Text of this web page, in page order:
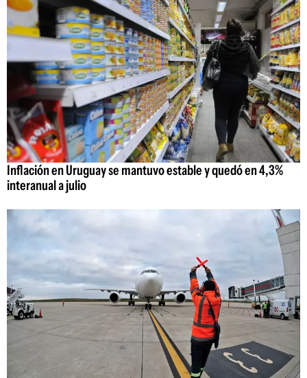
Inflación en Uruguay se mantuvo estable y quedó en 4,3%
interanual a julio